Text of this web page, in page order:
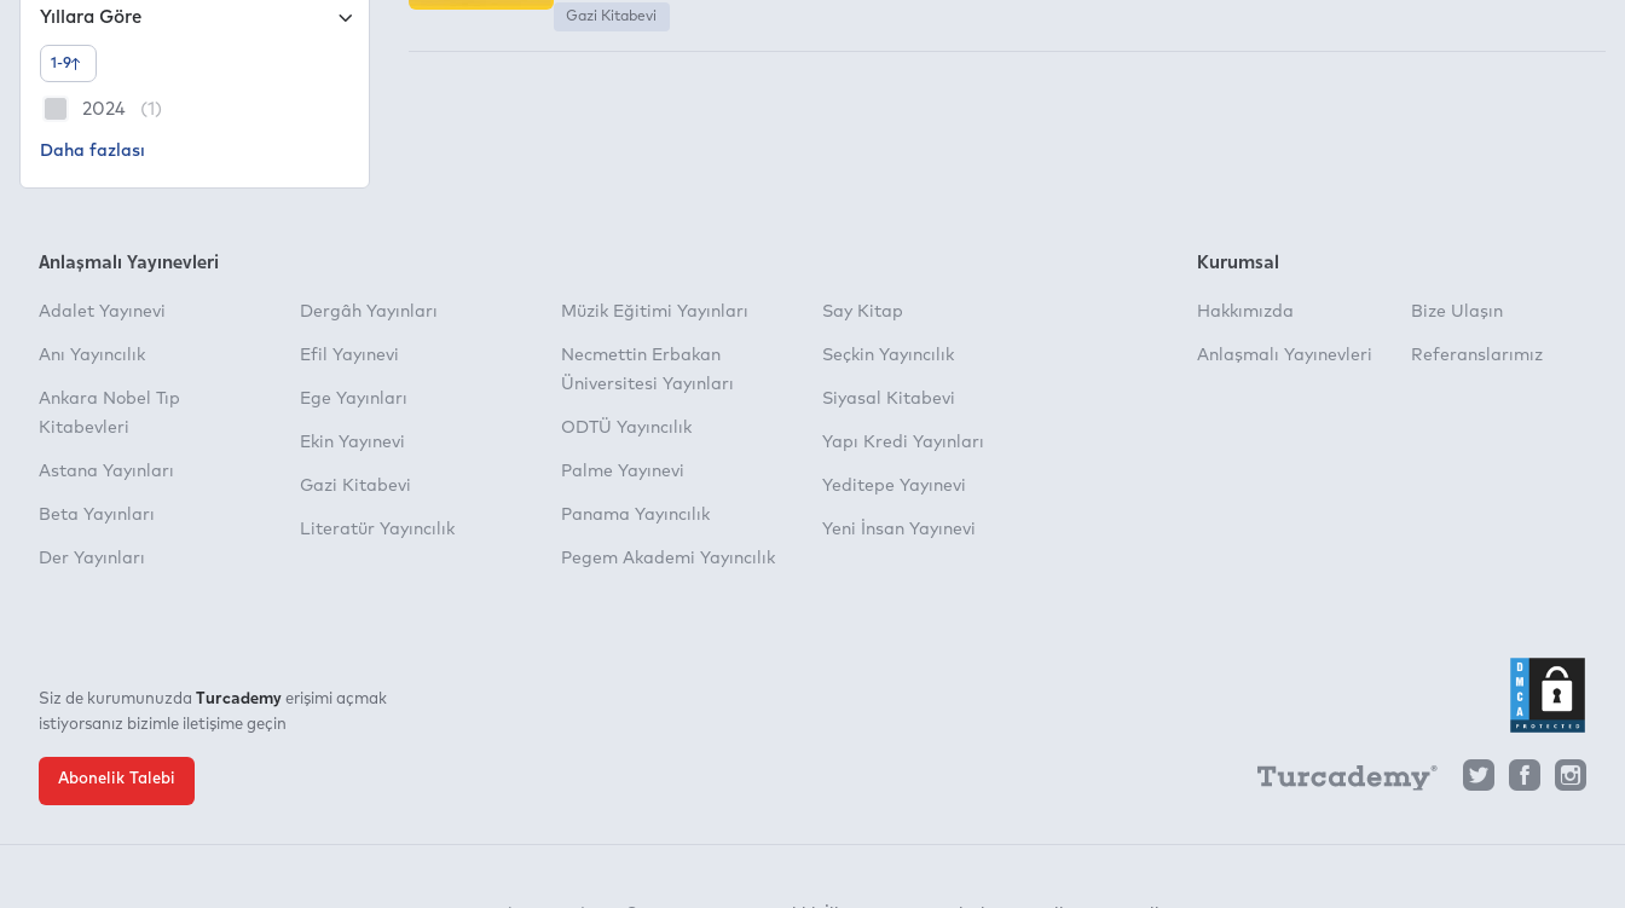
Gazi Kitabevi
Yıllara Göre
1-9
2024 (1)
Anlaşmalı Yayınevleri
Adalet Yayınevi
Anı Yayıncılık
Ankara Nobel Tıp
Kitabevleri
Astana Yayınları
Beta Yayınları
Der Yayınları
Dergâh Yayınları
Efil Yayınevi
Ege Yayınları
Ekin Yayınevi
Gazi Kitabevi
Literatür Yayıncılık
Müzik Eğitimi Yayınları
Necmettin Erbakan
Üniversitesi Yayınları
ODTÜ Yayıncılık
Palme Yayınevi
Panama Yayıncılık
Pegem Akademi Yayıncılık
Say Kitap
Seçkin Yayıncılık
Siyasal Kitabevi
Yapı Kredi Yayınları
Yeditepe Yayınevi
Yeni İnsan Yayınevi
Kurumsal
Hakkımızda
Anlaşmalı Yayınevleri
Bize Ulaşın
Referanslarımız
Siz de kurumunuzda Turcademy erişimi açmak
istiyorsanız bizimle iletişime geçin
Abonelik Talebi